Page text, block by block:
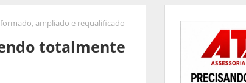
ampliado e requalificado
totalmente